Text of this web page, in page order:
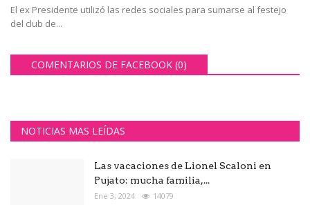
El ex Presidente utilizó las redes sociales para sumarse al festejo
del club de...
COMENTARIOS DE FACEBOOK (0)
NOTICIAS MAS LEÍDAS
Las vacaciones de Lionel Scaloni en
Pujato: mucha familia,...
Ene 3, 2024 14079